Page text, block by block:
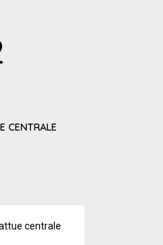
CENTRALE
centrale